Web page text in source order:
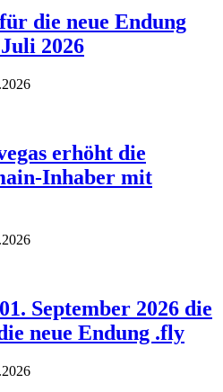
die neue Endung
2026
erhöht die
Inhaber mit
September 2026 die
neue Endung .fly